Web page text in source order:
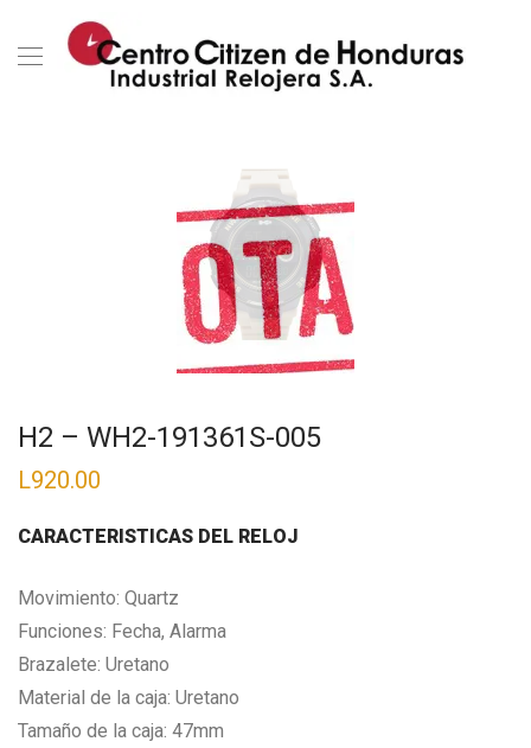
H2 – WH2-191361S-005
L920.00
CARACTERISTICAS DEL RELOJ
Movimiento: Quartz
Funciones: Fecha, Alarma
Brazalete: Uretano
Material de la caja: Uretano
Tamaño de la caja: 47mm